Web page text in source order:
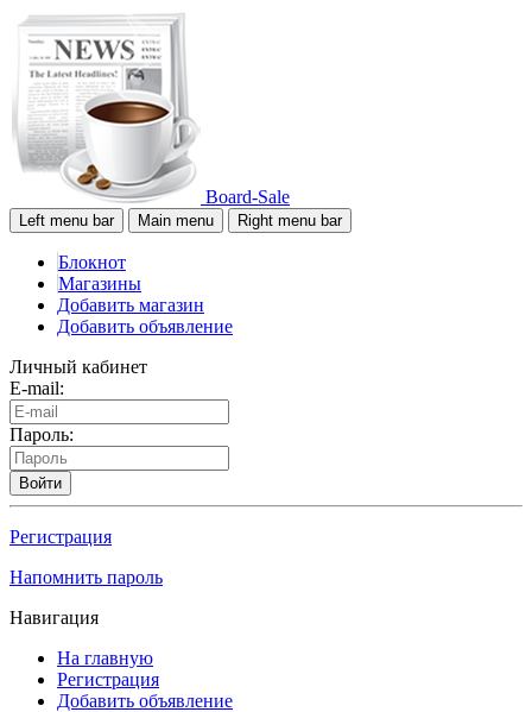
Board-Sale
Left menu bar Main menu Right menu bar
Блокнот
Магазины
Добавить магазин
Добавить объявление
Личный кабинет
E-mail:
Пароль:
Войти
Регистрация
Напомнить пароль
Навигация
На главную
Регистрация
Добавить объявление